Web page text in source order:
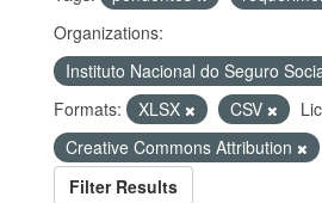
Organizations:
Instituto Nacional do Seguro
Formats:
XLSX CSV
Creative Commons Attribution
Filter Results